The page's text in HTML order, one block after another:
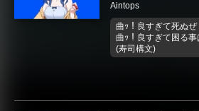
Aintops
曲ｯ！良すぎて死ぬぜ
曲ｯ！良すぎて困る事
(寿司構文)